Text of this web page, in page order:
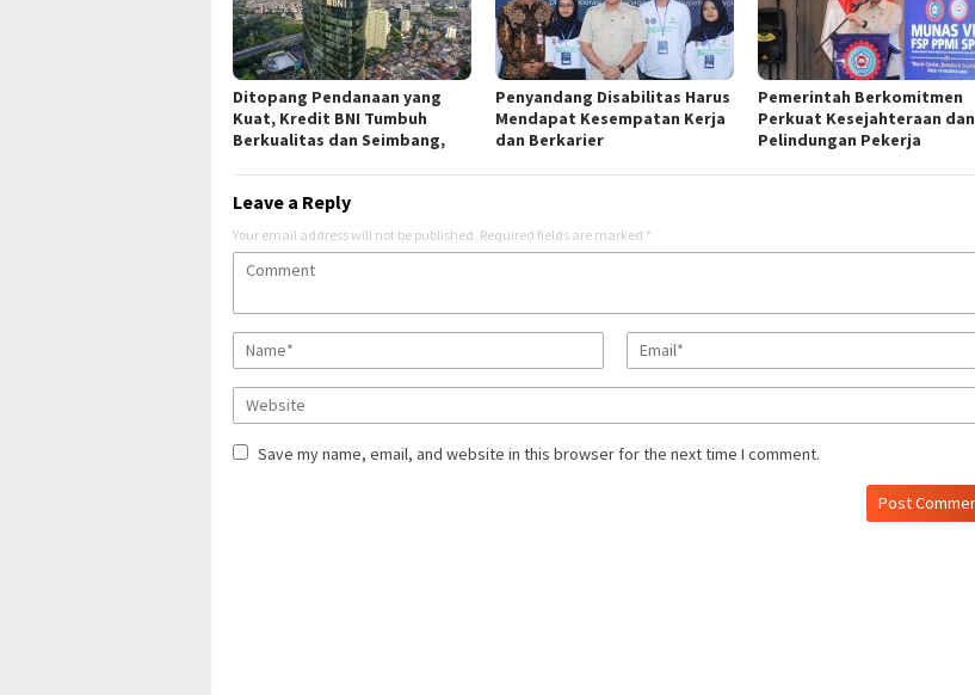
Ditopang Pendanaan yang
Kuat, Kredit BNI Tumbuh
Berkualitas dan Seimbang,
Penyandang Disabilitas Harus
Mendapat Kesempatan Kerja
dan Berkarier
Pemerintah Berkomitmen
Perkuat Kesejahteraan dan
Pelindungan Pekerja
Leave a Reply
Your email address will not be published. Required fields are marked *
Save my name, email, and website in this browser for the next time I comment.